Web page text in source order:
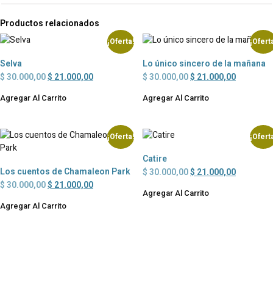
Productos relacionados
¡Oferta!
Selva
$ 30.000,00$ 21.000,00
Agregar Al Carrito
Lo único sincero de la mañana
$ 30.000,00$ 21.000,00
Agregar Al Carrito
¡Oferta!
Los cuentos de Chamaleon Park
$ 30.000,00$ 21.000,00
Agregar Al Carrito
Catire
$ 30.000,00$ 21.000,00
Agregar Al Carrito